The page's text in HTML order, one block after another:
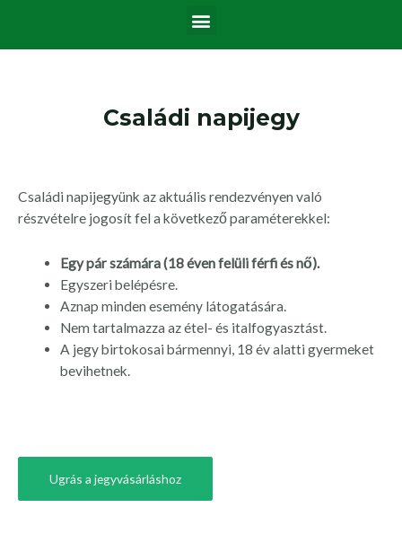
content
Menü
Családi napijegy
Családi napijegyünk az aktuális rendezvényen való
részvételre jogosít fel a következő paraméterekkel:
Egy pár számára (18 éven felüli férfi és nő).
Egyszeri belépésre.
Aznap minden esemény látogatására.
Nem tartalmazza az étel- és italfogyasztást.
A jegy birtokosai bármennyi, 18 év alatti gyermeket
bevihetnek.
Ugrás a jegyvásárláshoz